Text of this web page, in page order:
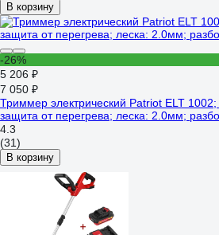
В корзину
-26%
5 206 ₽
7 050 ₽
Триммер электрический Patriot ELT
защита от перегрева; леска: 2.0мм;
4.3
(31)
В корзину